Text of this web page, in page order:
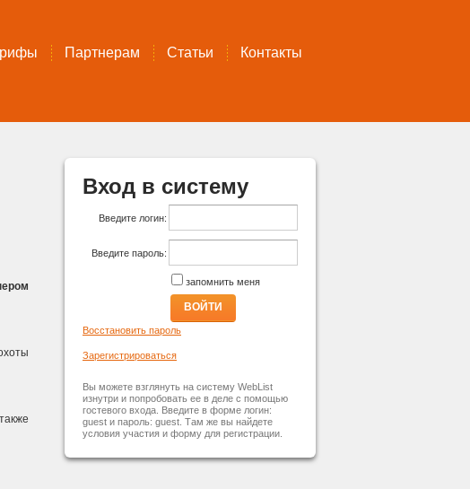
Партнерам Статьи Контакты
Вход в систему
Введите логин:
Введите пароль:
запомнить меня
ВОЙТИ
Восстановить пароль
Зарегистрироваться
Вы можете взглянуть на систему WebList
изнутри и попробовать ее в деле с помощью
гостевого входа. Введите в форме логин:
guest и пароль: guest. Там же вы найдете
условия участия и форму для регистрации.